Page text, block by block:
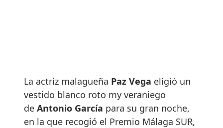
La actriz malagueña Paz Vega eligió un
vestido blanco roto my veraniego
de Antonio García para su gran noche,
en la que recogió el Premio Málaga SUR,